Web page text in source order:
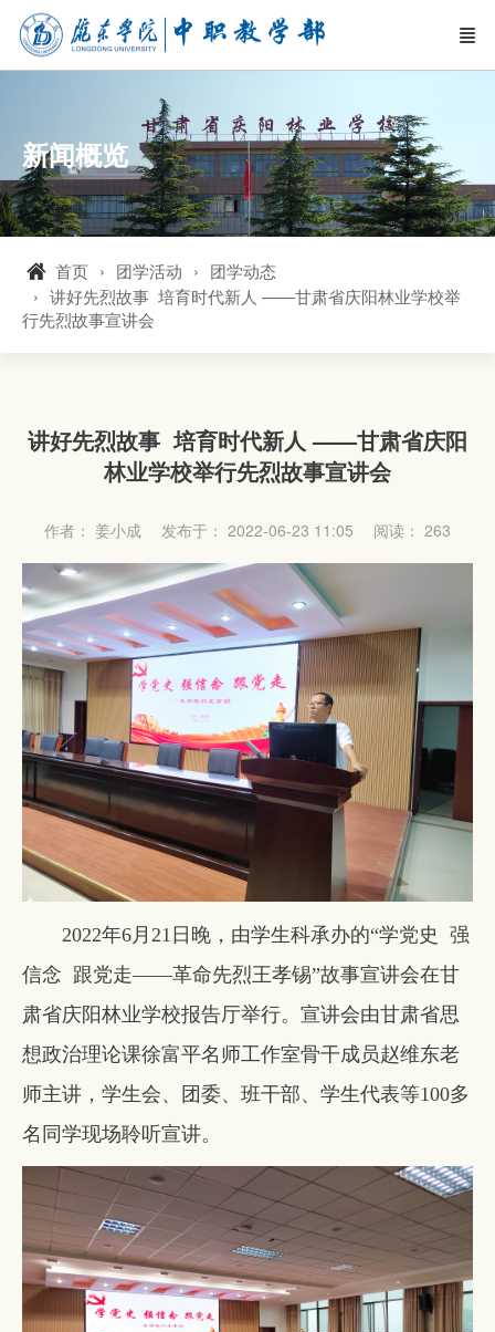
新闻概览
首页 团学活动
团学动态
讲好先烈故事 培育时代新人 ——甘肃省庆阳林业学校举
行先烈故事宣讲会
讲好先烈故事 培育时代新人 ——甘肃省庆阳
林业学校举行先烈故事宣讲会
作者： 姜小成 发布于： 2022-06-23 11:05 阅读： 263
2022年6月21日晚，由学生科承办的“学党史 强
信念 跟党走——革命先烈王孝锡”故事宣讲会在甘
肃省庆阳林业学校报告厅举行。宣讲会由甘肃省思
想政治理论课徐富平名师工作室骨干成员赵维东老
师主讲，学生会、团委、班干部、学生代表等100多
名同学现场聆听宣讲。